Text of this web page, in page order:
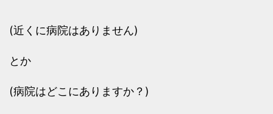
(近くに病院はありません)
とか
(病院はどこにありますか？)